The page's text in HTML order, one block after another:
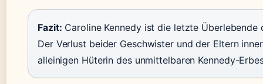
Fazit: Caroline Kennedy ist die letzte
Der Verlust beider Geschwister und der Eltern
alleinigen Hüterin des unmittelbaren Kennedy-